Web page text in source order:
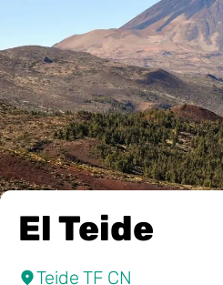
El Teide
Teide TF CN